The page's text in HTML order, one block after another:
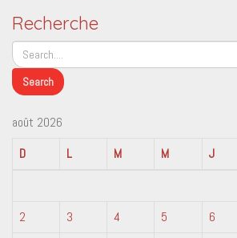
Recherche
août 2026
D
L M M J
2
3 4 5 6